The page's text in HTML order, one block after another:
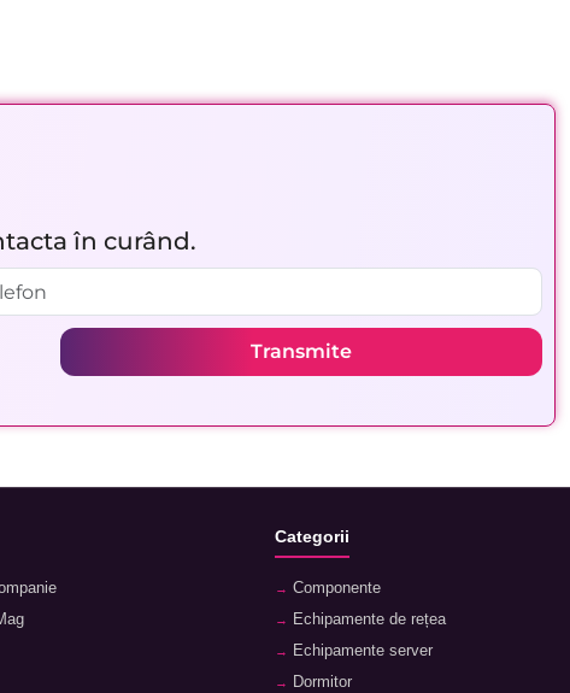
în curând.
Transmite
Categorii
Componente
Echipamente de rețea
Echipamente server
Dormitor